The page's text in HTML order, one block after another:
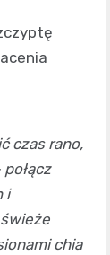
czas rano,
i
chia